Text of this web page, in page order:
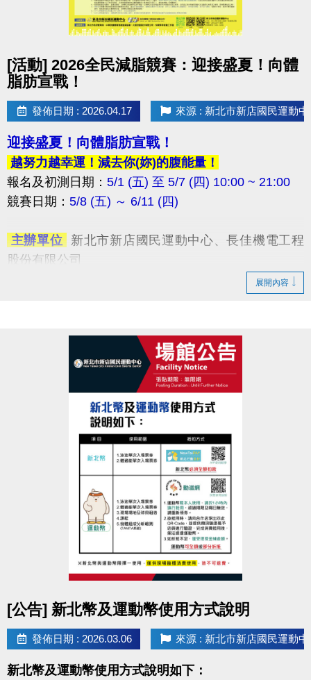
[活動] 2026全民減脂競賽：迎接盛夏！向體
脂肪宣戰！
發佈日期 : 2026.04.17 來源 : 新北市新店國民運動中
迎接盛夏！向體脂肪宣戰！
越努力越幸運！減去你(妳)的腹能量！
報名及初測日期： 5/1 (五) 至 5/7 (四) 10:00 ~ 21:00
競賽日期： 5/8 (五) ～ 6/11 (四) ​
​ 主辦單位 新北市新店國民運動中心、長佳機電工程
股份有限公司
新北市政府體育局、中華民國體育健康推
廣協會、火星計畫股份有限公司、快樂夥伴運動工作
新北市新店國民運動中心3F體適能中心
須年滿18歲以上，無心血管疾病或危險性慢性疾病
(參賽者務必審慎評估，如因身體疾病不適本活動者請
於活動報名期間，
攜帶1吋大頭照至 中心3F櫃台
體適能中心月卡1,500元 (總價值2,250元起)
即可免費報名參加減脂競賽，
參賽選手須本人報名填寫活動報名表及參賽切結書
1. 體適能中心月卡1張(原價1,500元/人)
> 使用期限為5/8(五) ~ 6/11(四)，共35天，於使用
期間內可不限次數不限時間進出3F體適能中心。
2. 身體組成分析檢測2次(原價200元/次，2次共400元。)
展開內容
[公告] 新北幣及運動幣使用方式說明
發佈日期 : 2026.03.06 來源 : 新北市新店國民運動中
新北幣及運動幣使用方式說明如下：